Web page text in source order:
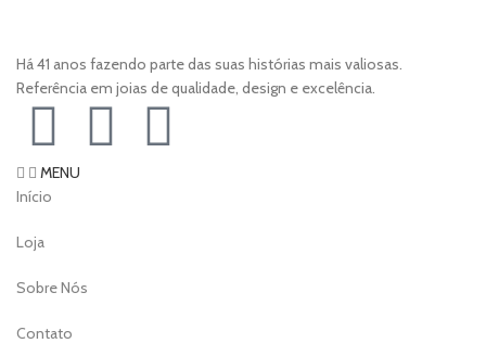
Há 41 anos fazendo parte das suas histórias mais valiosas.
Referência em joias de qualidade, design e excelência.
MENU
Início
Loja
Sobre Nós
Contato